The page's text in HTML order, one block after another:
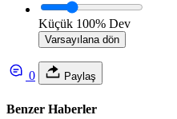
Küçük 100% Dev
Varsayılana dön
0 Paylaş
Benzer Haberler